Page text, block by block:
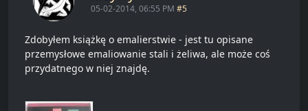
05-02-2014, 06:55 PM #5
Zdobyłem książkę o emalierstwie - jest tu opisane
przemysłowe emaliowanie stali i żeliwa, ale może coś
przydatnego w niej znajdę.